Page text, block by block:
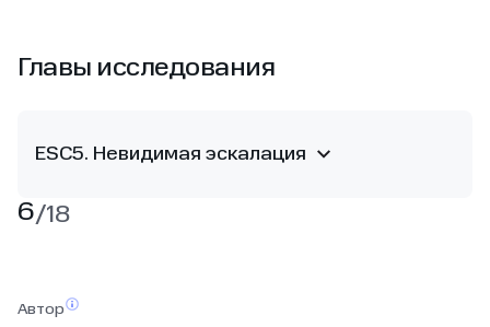
Главы исследования
ESC5. Невидимая эскалация
6/18
Автор